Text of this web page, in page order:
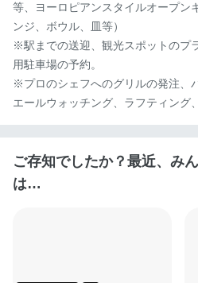
等、ヨーロピアンスタイルオープン
ンジ、ボウル、皿等）
※駅までの送迎、観光スポットのプ
用駐車場の予約。
※プロのシェフへのグリルの発注、
エールウォッチング、ラフティング
ご存知でしたか？最近、み
は…